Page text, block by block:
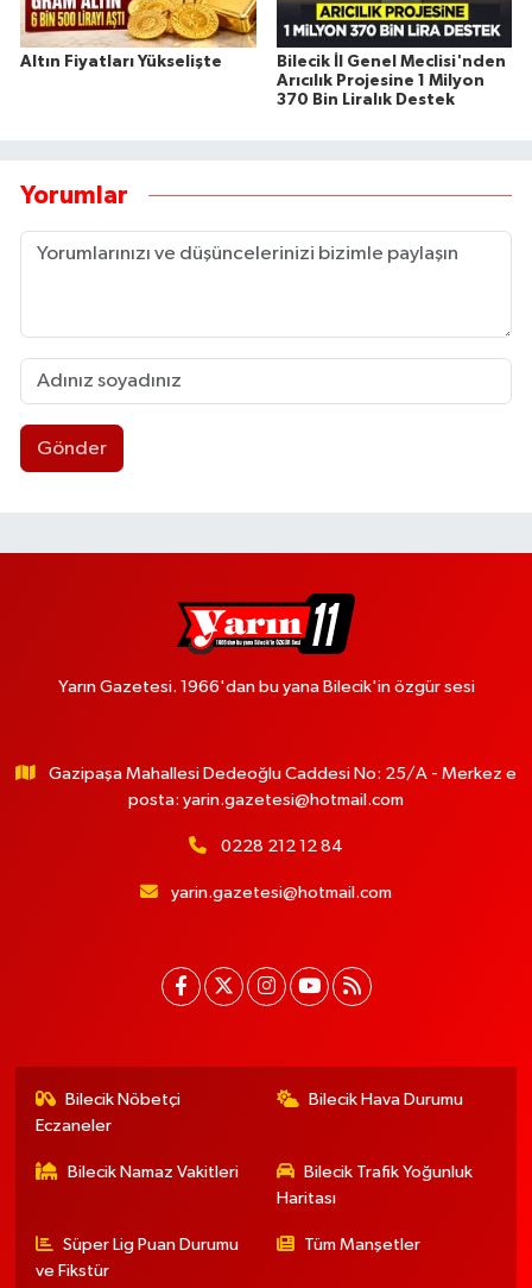
Altın Fiyatları Yükselişte
Bilecik İl Genel Meclisi'nden
Arıcılık Projesine 1 Milyon
370 Bin Liralık Destek
Yorumlar
Gönder
Yarın Gazetesi. 1966'dan bu yana Bilecik'in özgür sesi
Gazipaşa Mahallesi Dedeoğlu Caddesi No: 25/A - Merkez e
posta: yarin.gazetesi@hotmail.com
0228 212 12 84
yarin.gazetesi@hotmail.com
Bilecik Nöbetçi
Eczaneler
Bilecik Hava Durumu
Bilecik Namaz Vakitleri
Bilecik Trafik Yoğunluk
Haritası
Süper Lig Puan Durumu
ve Fikstür
Tüm Manşetler